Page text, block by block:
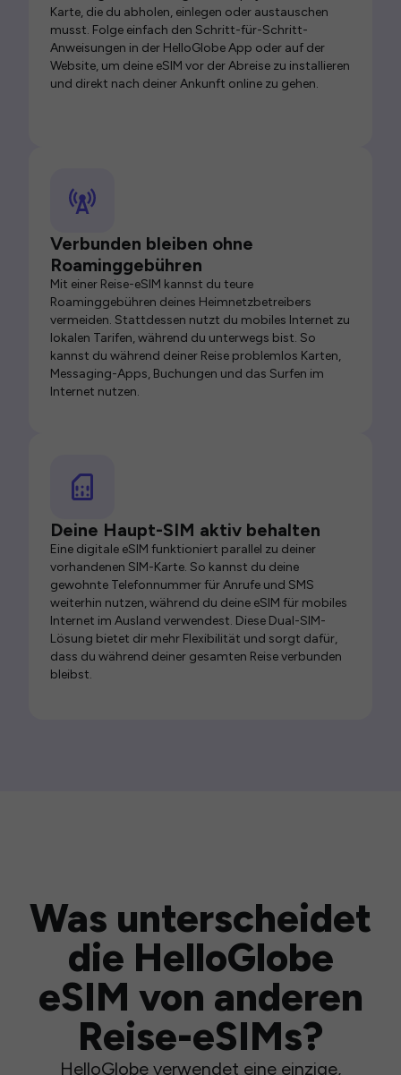
Karte, die du abholen, einlegen oder austauschen
musst. Folge einfach den Schritt-für-Schritt-
Anweisungen in der HelloGlobe App oder auf der
Website, um deine eSIM vor der Abreise zu installieren
und direkt nach deiner Ankunft online zu gehen.
Verbunden bleiben ohne
Roaminggebühren
Mit einer Reise-eSIM kannst du teure
Roaminggebühren deines Heimnetzbetreibers
vermeiden. Stattdessen nutzt du mobiles Internet zu
lokalen Tarifen, während du unterwegs bist. So
kannst du während deiner Reise problemlos Karten,
Messaging-Apps, Buchungen und das Surfen im
Internet nutzen.
Deine Haupt-SIM aktiv behalten
Eine digitale eSIM funktioniert parallel zu deiner
vorhandenen SIM-Karte. So kannst du deine
gewohnte Telefonnummer für Anrufe und SMS
weiterhin nutzen, während du deine eSIM für mobiles
Internet im Ausland verwendest. Diese Dual-SIM-
Lösung bietet dir mehr Flexibilität und sorgt dafür,
dass du während deiner gesamten Reise verbunden
bleibst.
Was unterscheidet
die HelloGlobe
eSIM von anderen
Reise-eSIMs?
HelloGlobe verwendet eine einzige,